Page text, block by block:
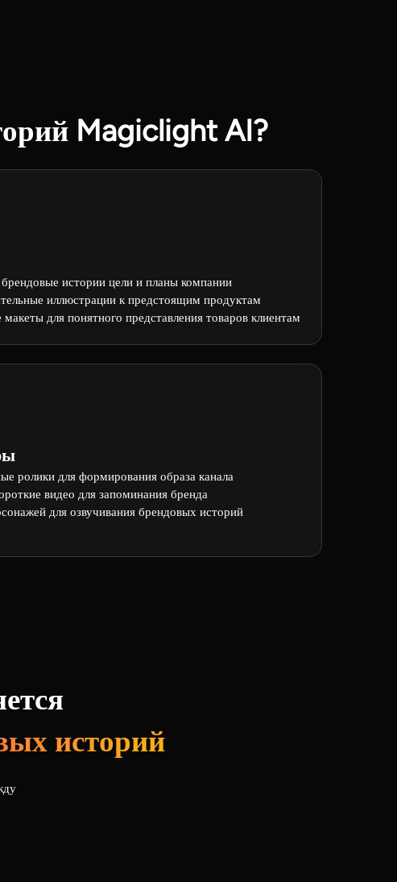
Magiclight AI?
брендовые истории цели и планы компании
иллюстрации к предстоящим продуктам
макеты для понятного представления товаров клиентам
ролики для формирования образа канала
видео для запоминания бренда
для озвучивания брендовых историй
историй